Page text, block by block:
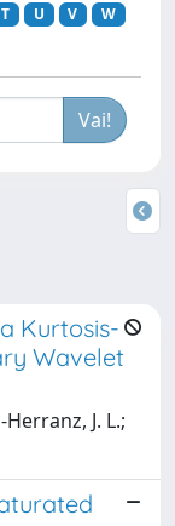
T U V
W
Kurtosis-
Wavelet
J. L.;